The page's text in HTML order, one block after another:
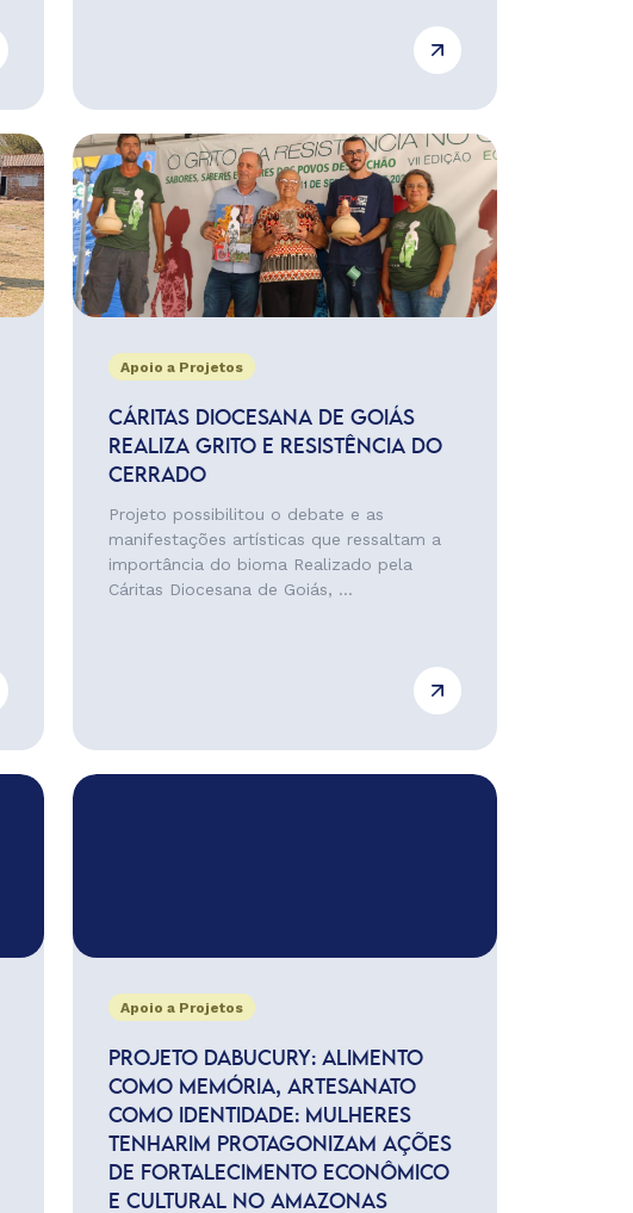
Apoio a Projetos
CÁRITAS DIOCESANA DE GOIÁS
REALIZA GRITO E RESISTÊNCIA DO
CERRADO
Projeto possibilitou o debate e as
manifestações artísticas que ressaltam a
importância do bioma Realizado pela
Cáritas Diocesana de Goiás, ...
Apoio a Projetos
PROJETO DABUCURY: ALIMENTO
COMO MEMÓRIA, ARTESANATO
COMO IDENTIDADE: MULHERES
TENHARIM PROTAGONIZAM AÇÕES
DE FORTALECIMENTO ECONÔMICO
E CULTURAL NO AMAZONAS